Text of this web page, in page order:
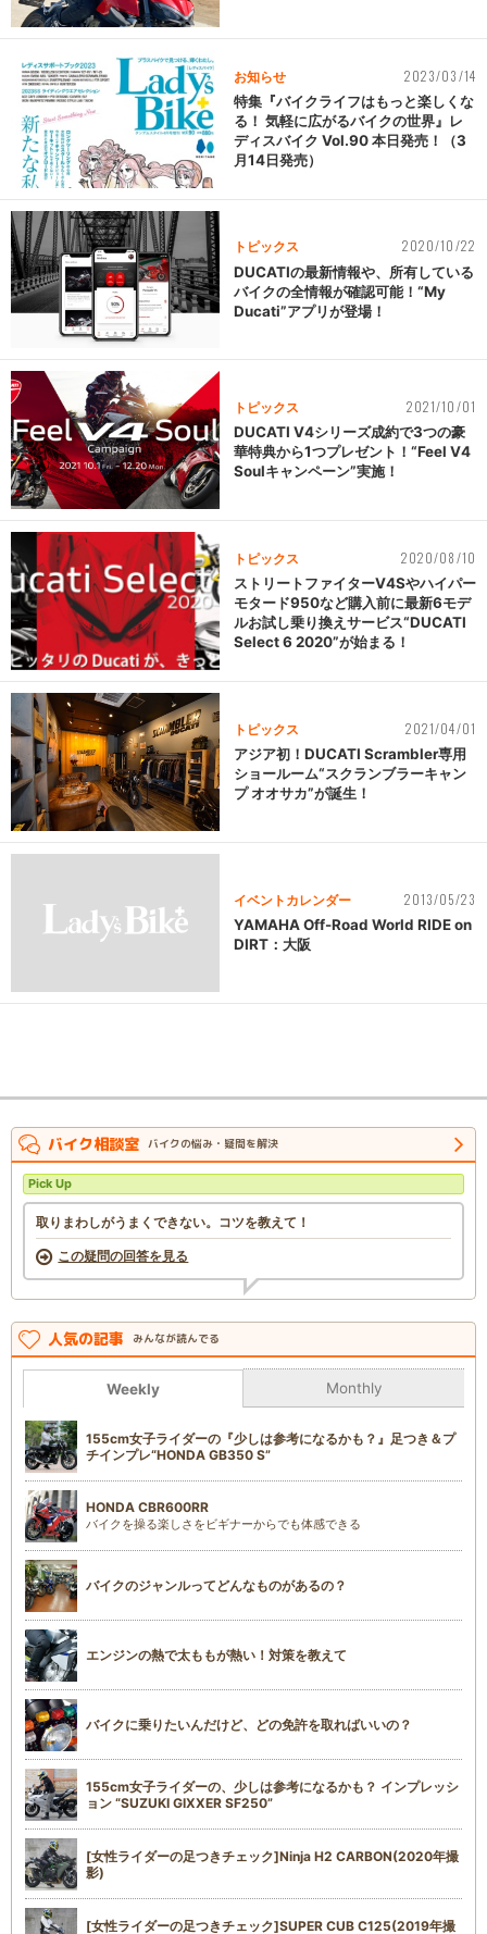
お知らせ 2023/03/14
特集『バイクライフはもっと楽しくな
る！ 気軽に広がるバイクの世界』レ
ディスバイク Vol.90 本日発売！（3
月14日発売）
トピックス 2020/10/22
DUCATIの最新情報や、所有している
バイクの全情報が確認可能！“My
Ducati”アプリが登場！
トピックス 2021/10/01
DUCATI V4シリーズ成約で3つの豪
華特典から1つプレゼント！“Feel V4
Soulキャンペーン”実施！
トピックス 2020/08/10
ストリートファイターV4Sやハイパー
モタード950など購入前に最新6モデ
ルお試し乗り換えサービス“DUCATI
Select 6 2020”が始まる！
トピックス 2021/04/01
アジア初！DUCATI Scrambler専用
ショールーム“スクランブラーキャン
プ オオサカ”が誕生！
イベントカレンダー 2013/05/23
YAMAHA Off-Road World RIDE on
DIRT：大阪
バイク相談室 バイクの悩み・疑問を解決
Pick Up
取りまわしがうまくできない。コツを教えて！
この疑問の回答を見る
人気の記事 みんなが読んでる
Weekly Monthly
155cm女子ライダーの『少しは参考になるかも？』足つき＆プ
チインプレ“HONDA GB350 S”
HONDA CBR600RR
バイクを操る楽しさをビギナーからでも体感できる
バイクのジャンルってどんなものがあるの？
エンジンの熱で太ももが熱い！対策を教えて
バイクに乗りたいんだけど、どの免許を取ればいいの？
155cm女子ライダーの、少しは参考になるかも？ インプレッシ
ョン “SUZUKI GIXXER SF250”
[女性ライダーの足つきチェック]Ninja H2 CARBON(2020年撮
影)
[女性ライダーの足つきチェック]SUPER CUB C125(2019年撮